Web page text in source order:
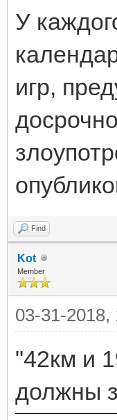
У
игр,
Find
Kot
Member
03-31-2018,
"42км и
должны